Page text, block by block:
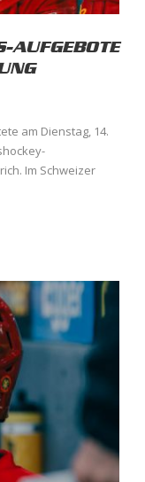
AUFGEBOTE
am Dienstag, 14.
Im Schweizer